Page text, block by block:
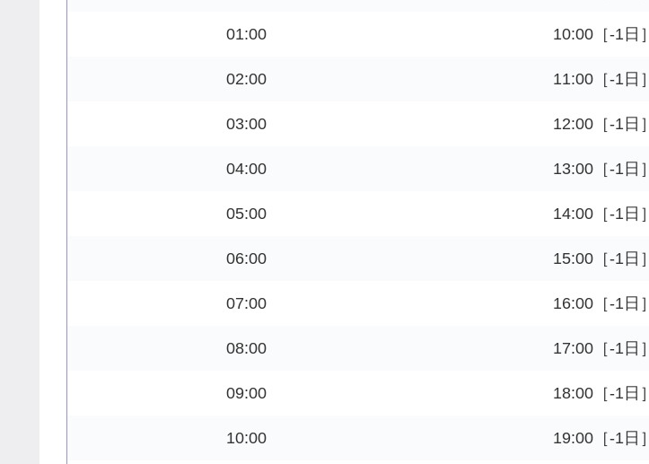
01:00 10:00［-1日］
02:00 11:00［-1日］
03:00 12:00［-1日］
04:00 13:00［-1日］
05:00 14:00［-1日］
06:00 15:00［-1日］
07:00 16:00［-1日］
08:00 17:00［-1日］
09:00 18:00［-1日］
10:00 19:00［-1日］